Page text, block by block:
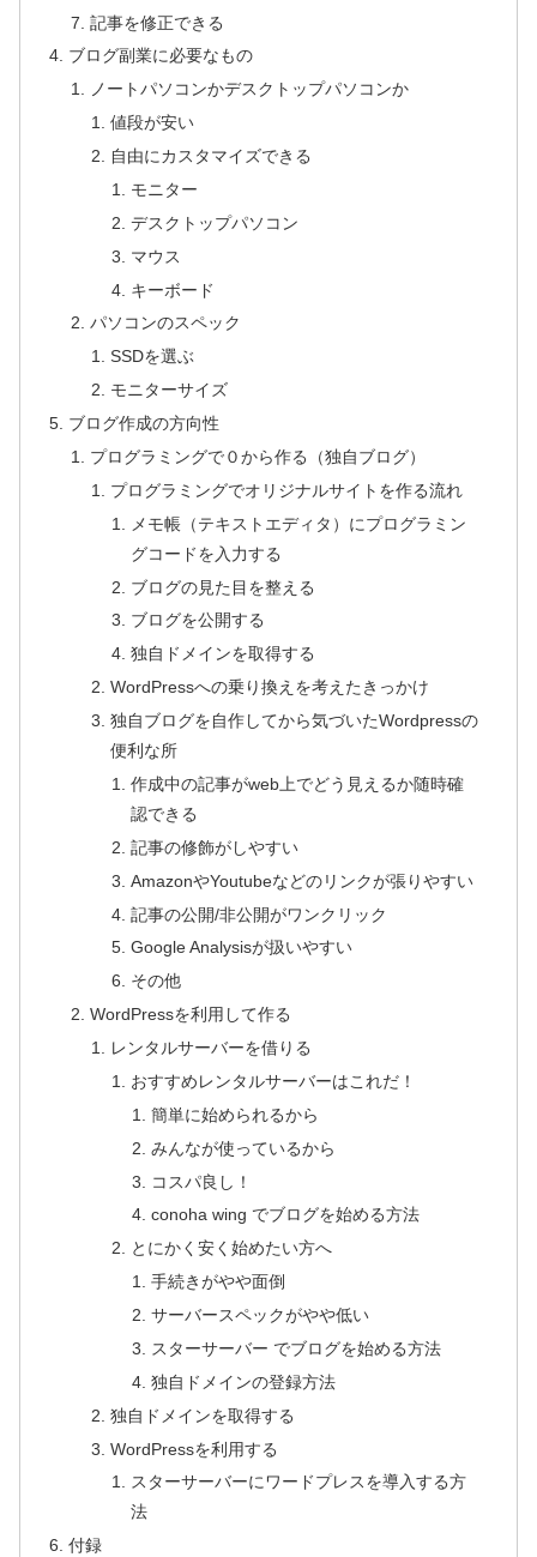
記事を修正できる
ブログ副業に必要なもの
ノートパソコンかデスクトップパソコンか
値段が安い
自由にカスタマイズできる
モニター
デスクトップパソコン
マウス
キーボード
パソコンのスペック
SSDを選ぶ
モニターサイズ
ブログ作成の方向性
プログラミングで０から作る（独自ブログ）
プログラミングでオリジナルサイトを作る流れ
メモ帳（テキストエディタ）にプログラミン
グコードを入力する
ブログの見た目を整える
ブログを公開する
独自ドメインを取得する
WordPressへの乗り換えを考えたきっかけ
独自ブログを自作してから気づいたWordpressの
便利な所
作成中の記事がweb上でどう見えるか随時確
認できる
記事の修飾がしやすい
AmazonやYoutubeなどのリンクが張りやすい
記事の公開/非公開がワンクリック
Google Analysisが扱いやすい
その他
WordPressを利用して作る
レンタルサーバーを借りる
おすすめレンタルサーバーはこれだ！
簡単に始められるから
みんなが使っているから
コスパ良し！
conoha wing でブログを始める方法
とにかく安く始めたい方へ
手続きがやや面倒
サーバースペックがやや低い
スターサーバー でブログを始める方法
独自ドメインの登録方法
独自ドメインを取得する
WordPressを利用する
スターサーバーにワードプレスを導入する方
法
付録